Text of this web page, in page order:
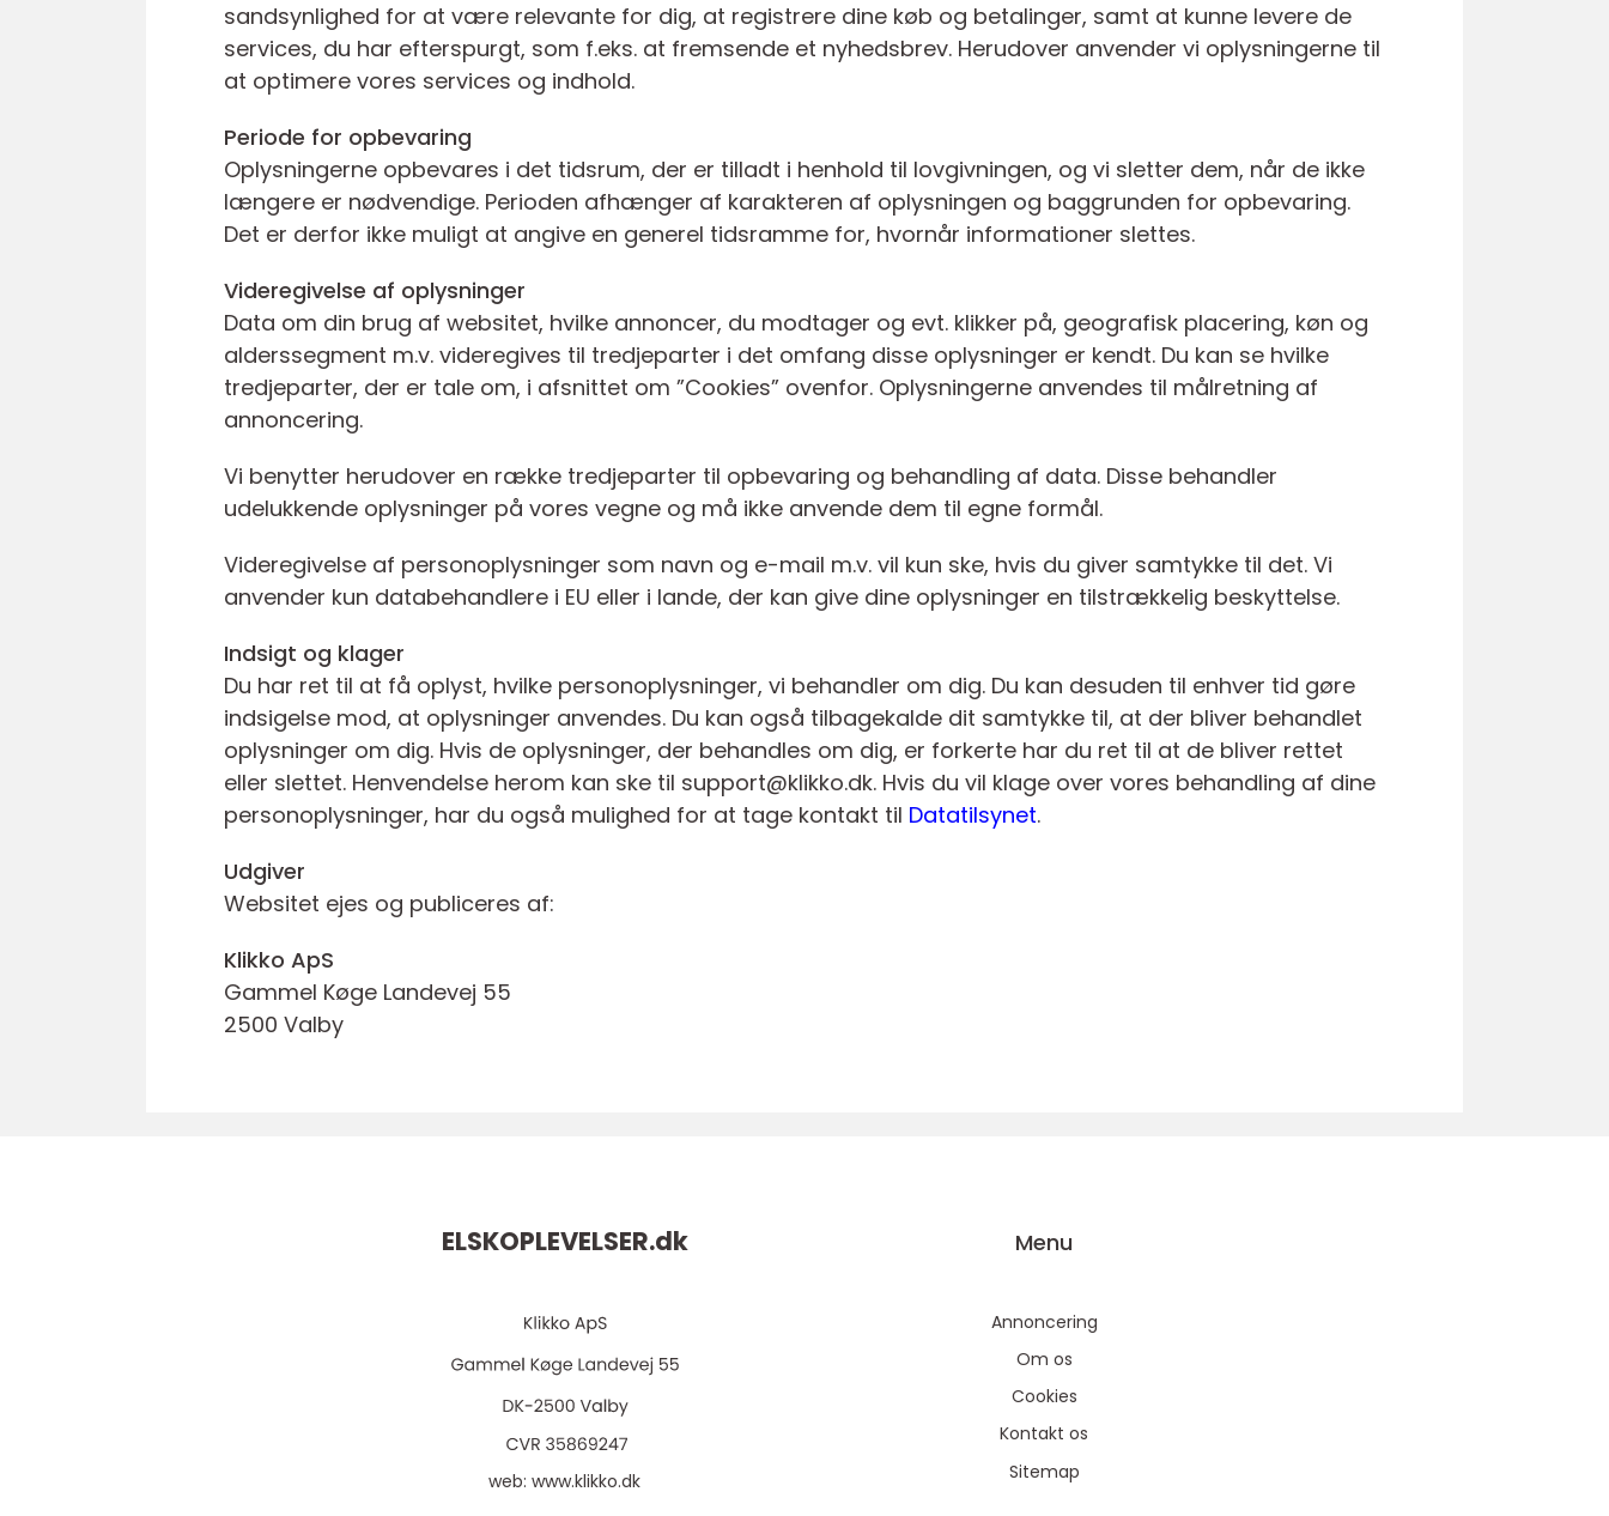
sandsynlighed for at være relevante for dig, at registrere dine køb og betalinger, samt at kunne levere de
services, du har efterspurgt, som f.eks. at fremsende et nyhedsbrev. Herudover anvender vi oplysningerne til
at optimere vores services og indhold.
Periode for opbevaring
Oplysningerne opbevares i det tidsrum, der er tilladt i henhold til lovgivningen, og vi sletter dem, når de ikke
længere er nødvendige. Perioden afhænger af karakteren af oplysningen og baggrunden for opbevaring.
Det er derfor ikke muligt at angive en generel tidsramme for, hvornår informationer slettes.
Videregivelse af oplysninger
Data om din brug af websitet, hvilke annoncer, du modtager og evt. klikker på, geografisk placering, køn og
alderssegment m.v. videregives til tredjeparter i det omfang disse oplysninger er kendt. Du kan se hvilke
tredjeparter, der er tale om, i afsnittet om ”Cookies” ovenfor. Oplysningerne anvendes til målretning af
annoncering.
Vi benytter herudover en række tredjeparter til opbevaring og behandling af data. Disse behandler
udelukkende oplysninger på vores vegne og må ikke anvende dem til egne formål.
Videregivelse af personoplysninger som navn og e-mail m.v. vil kun ske, hvis du giver samtykke til det. Vi
anvender kun databehandlere i EU eller i lande, der kan give dine oplysninger en tilstrækkelig beskyttelse.
Indsigt og klager
Du har ret til at få oplyst, hvilke personoplysninger, vi behandler om dig. Du kan desuden til enhver tid gøre
indsigelse mod, at oplysninger anvendes. Du kan også tilbagekalde dit samtykke til, at der bliver behandlet
oplysninger om dig. Hvis de oplysninger, der behandles om dig, er forkerte har du ret til at de bliver rettet
eller slettet. Henvendelse herom kan ske til support@klikko.dk. Hvis du vil klage over vores behandling af dine
personoplysninger, har du også mulighed for at tage kontakt til Datatilsynet.
Udgiver
Websitet ejes og publiceres af:
Klikko ApS
Gammel Køge Landevej 55
2500 Valby
ELSKOPLEVELSER.dk
web:www.klikko.dk
Menu
Annoncering
Om os
Cookies
Kontakt os
Sitemap